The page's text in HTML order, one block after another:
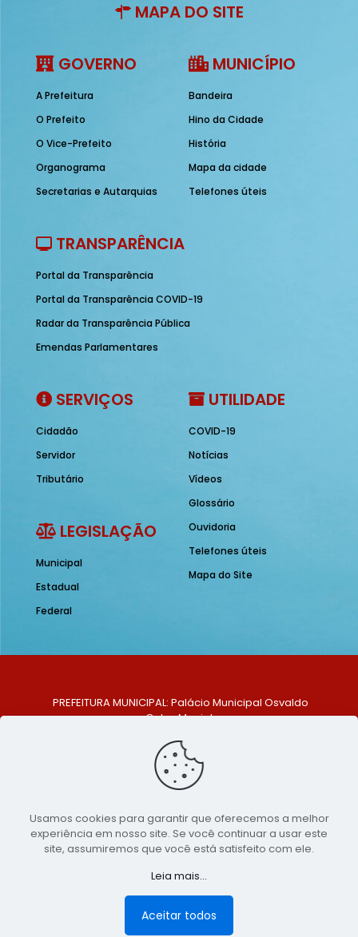
MAPA DO SITE
GOVERNO
A Prefeitura
O Prefeito
O Vice-Prefeito
Organograma
Secretarias e Autarquias
MUNICÍPIO
Bandeira
Hino da Cidade
História
Mapa da cidade
Telefones úteis
TRANSPARÊNCIA
Portal da Transparência
Portal da Transparência COVID-19
Radar da Transparência Pública
Emendas Parlamentares
SERVIÇOS
Cidadão
Servidor
Tributário
LEGISLAÇÃO
Municipal
Estadual
Federal
UTILIDADE
COVID-19
Notícias
Vídeos
Glossário
Ouvidoria
Telefones úteis
Mapa do Site
PREFEITURA MUNICIPAL: Palácio Municipal Osvaldo
Celso Maciel
Centro, São Bento do Una - PE. CEP: 553370-128
TELEFONE: (81) 99548-1569
E-MAIL: ouvidoria@saobentodouna.pe.gov.br
Copyright 2021-2026 - Assessoria de Comunicação da
Prefeitura de São Bento do Una - PE
publicidadeLumusWeb - Agência Digital
Usamos cookies para garantir que oferecemos a melhor
experiência em nosso site. Se você continuar a usar este
site, assumiremos que você está satisfeito com ele.
Leia mais...
Aceitar todos